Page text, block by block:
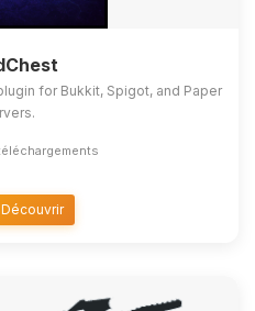
for Bukkit, Spigot, and Paper